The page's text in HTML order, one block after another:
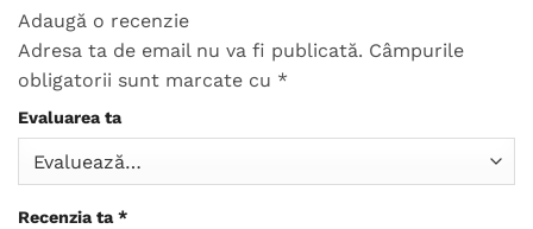
Adaugă o recenzie
Adresa ta de email nu va fi publicată. Câmpurile
obligatorii sunt marcate cu *
Evaluarea ta
Recenzia ta*